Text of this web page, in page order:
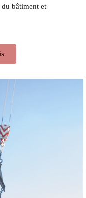
du bâtiment et